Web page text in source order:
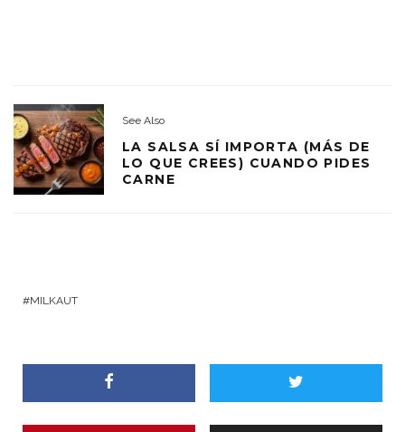
See Also
LA SALSA SÍ IMPORTA (MÁS DE
LO QUE CREES) CUANDO PIDES
CARNE
MILKAUT